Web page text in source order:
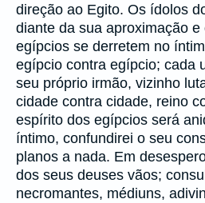
direção ao Egito. Os ídolos
diante da sua aproximação
egípcios se derretem no
egípcio contra egípcio; cada
seu próprio irmão, vizinho
cidade contra cidade, reino
espírito dos egípcios será
íntimo, confundirei o seu
planos a nada. Em
dos seus deuses vãos;
necromantes, médiuns,